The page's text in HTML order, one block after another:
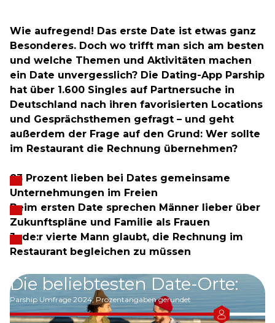
Wie aufregend! Das erste Date ist etwas ganz
Besonderes. Doch wo trifft man sich am besten
und welche Themen und Aktivitäten machen
ein Date unvergesslich? Die Dating-App Parship
hat über 1.600 Singles auf Partnersuche in
Deutschland nach ihren favorisierten Locations
und Gesprächsthemen gefragt – und geht
außerdem der Frage auf den Grund: Wer sollte
im Restaurant die Rechnung übernehmen?
83 Prozent lieben bei Dates gemeinsame
Unternehmungen im Freien
Beim ersten Date sprechen Männer lieber über
Zukunftspläne und Familie als Frauen
Jede:r vierte Mann glaubt, die Rechnung im
Restaurant begleichen zu müssen
Die beliebtesten Date-Orte:
Parship Umfrage 2024; Prozentangaben gerundet